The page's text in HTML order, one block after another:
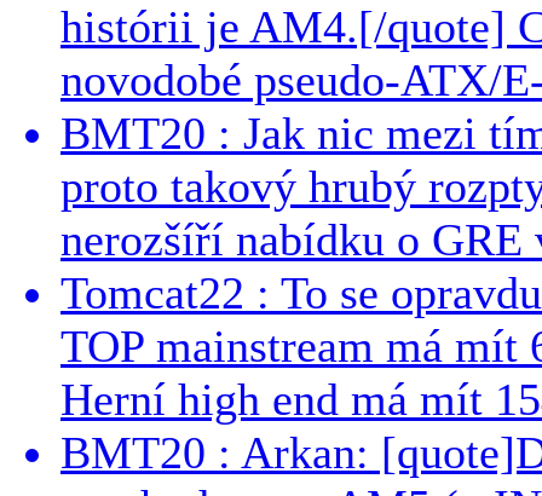
histórii je AM4.[/quote]
novodobé pseudo-ATX/
BMT20 : Jak nic mezi
proto takový hrubý
nerozšíří nabídku o GRE
Tomcat22 : To se
TOP mainstream má
Herní high end má mít
BMT20 : Arkan: